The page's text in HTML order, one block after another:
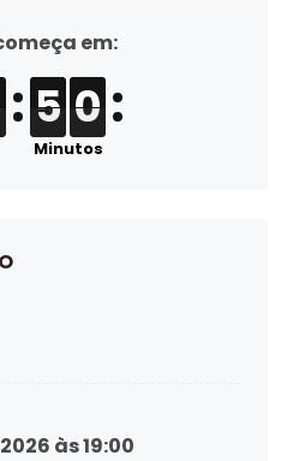
em:
5
5
5
5 0
0
0
0
às 19:00